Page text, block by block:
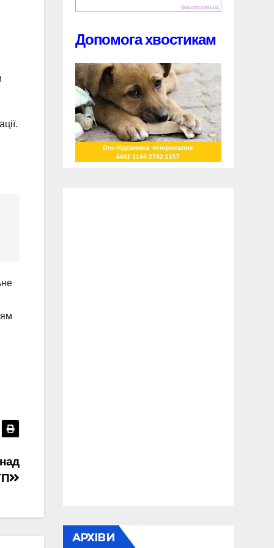
Допомога хвостикам
АРХІВИ